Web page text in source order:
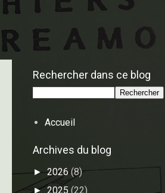
Rechercher dans ce blog
Accueil
Archives du blog
►2026(8)
►2025 (22)